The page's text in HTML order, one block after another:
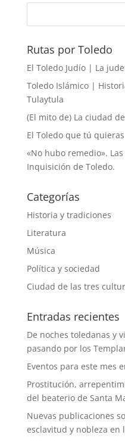
Rutas por Toledo
El Toledo Judío | La
Toledo Islámico |
Tulaytula
(El mito de) La ciudad
El Toledo que tú quieras
«No hubo remedio».
Inquisición de Toledo.
Categorías
Historia y tradiciones
Literatura
Música
Política y sociedad
Ciudad de las tres
Entradas recientes
De noches toledanas y
pasando por los
Eventos para este mes
Prostitución,
del beaterio de Santa
Nuevas publicaciones
esclavitud y nobleza en